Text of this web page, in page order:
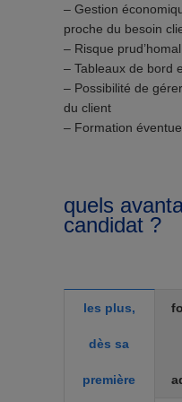
– Gestion
proche du besoin
– Risque
– Tableaux de bord
– Possibilité de
du client
– Formation
quels
candidat ?
les plus,
dès sa
première